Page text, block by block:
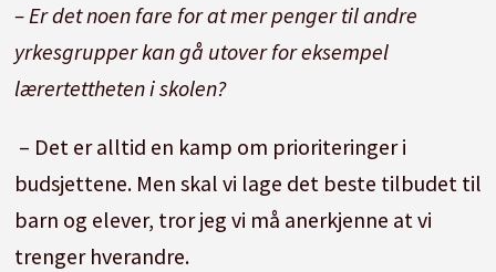
– Er det noen fare for at mer penger til andre
yrkesgrupper kan gå utover for eksempel
lærertettheten i skolen?
– Det er alltid en kamp om prioriteringer i
budsjettene. Men skal vi lage det beste tilbudet til
barn og elever, tror jeg vi må anerkjenne at vi
trenger hverandre.